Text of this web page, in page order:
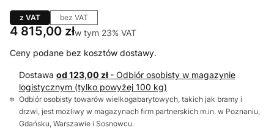
z VAT bez VAT
Cena
4 815,00 złw tym 23% VAT
w tym 23% VAT
Ceny podane bez kosztów dostawy.
Dostawa od 123,00 zł - Odbiór osobisty w magazynie
logistycznym (tylko powyżej 100 kg)
Odbiór osobisty towarów wielkogabarytowych, takich jak bramy i
drzwi, jest możliwy w magazynach firm partnerskich m.in. w Poznaniu,
Gdańsku, Warszawie i Sosnowcu.